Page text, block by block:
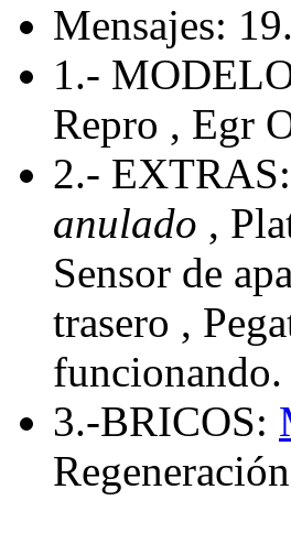
Mensajes:
1.-
Repro , Egr
2.-
anulado ,
Sensor de
trasero ,
funcionando.
3.-BRICOS: